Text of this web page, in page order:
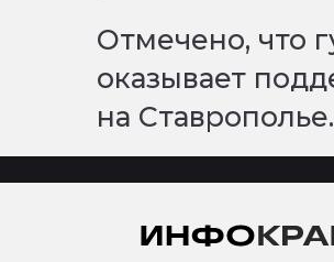
Отмечено, что
оказывает
на Ставрополье.